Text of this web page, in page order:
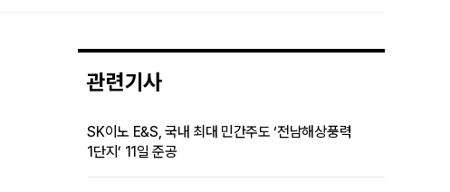
관련기사
SK이노 E&S, 국내 최대 민간주도 ‘전남해상풍력
1단지’ 11일 준공